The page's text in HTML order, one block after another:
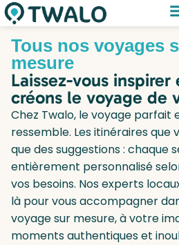
Tous nos voyages
mesure
Laissez-vous
créons le voyage de
Chez Twalo, le voyage parfait
ressemble. Les itinéraires que
que des suggestions : chaque
entièrement personnalisé
vos besoins. Nos experts
là pour vous accompagner
voyage sur mesure, à votre
moments authentiques et